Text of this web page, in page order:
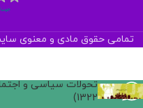
تمامی حقوق مادی و معنوی
1322)